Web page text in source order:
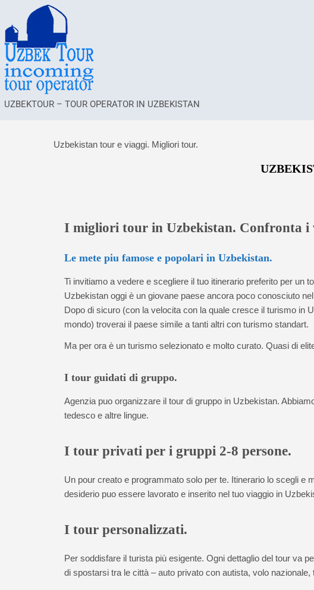
UZBEKTOUR – TOUR OPERATOR IN UZBEKISTAN
Uzbekistan tour e viaggi. Migliori tour.
I migliori tour in Uzbekistan. Confronta i
Le mete piu famose e popolari in Uzbekistan.
Ti invitiamo a vedere e scegliere il tuo itinerario preferito per un
Uzbekistan oggi è un giovane paese ancora poco conosciuto
Dopo di sicuro (con la velocita con la quale cresce il turismo in
mondo) troverai il paese simile a tanti altri con turismo standart.
Ma per ora è un turismo selezionato e molto curato. Quasi di
I tour guidati di gruppo.
Agenzia puo organizzare il tour di gruppo in Uzbekistan.
tedesco e altre lingue.
I tour privati per i gruppi 2-8 persone.
Un pour creato e programmato solo per te. Itinerario lo scegli e
desiderio puo essere lavorato e inserito nel tuo viaggio in
I tour personalizzati.
Per soddisfare il turista più esigente. Ogni dettaglio del tour va
di spostarsi tra le città – auto privato con autista, volo nazionale,